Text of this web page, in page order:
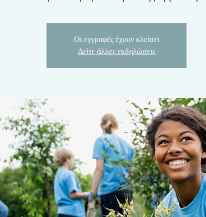
Οι εγγραφές έχουν κλείσει
Δείτε άλλες εκδηλώσεις